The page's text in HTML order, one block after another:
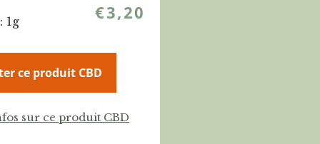
1g
€3,20
ce produit CBD
sur ce produit CBD